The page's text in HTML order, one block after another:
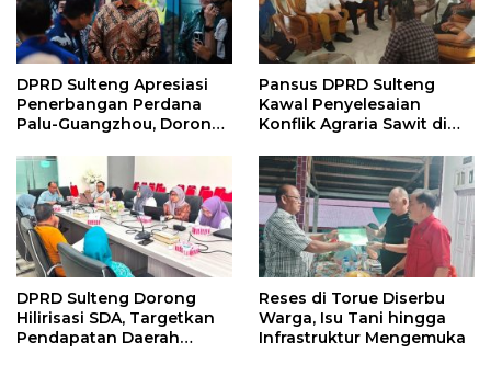
DPRD Sulteng Apresiasi
Penerbangan Perdana
Palu-Guangzhou, Dorong
Pansus DPRD Sulteng
Kawal Penyelesaian
Konflik Agraria Sawit di
DPRD Sulteng Dorong
Hilirisasi SDA, Targetkan
Pendapatan Daerah
Reses di Torue Diserbu
Warga, Isu Tani hingga
Infrastruktur Mengemuka